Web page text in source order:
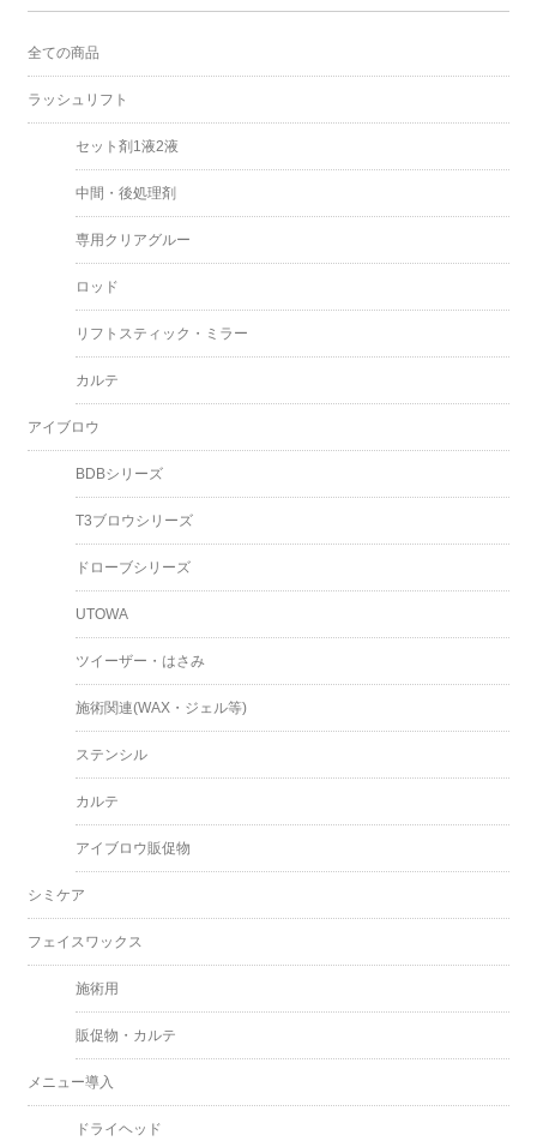
全ての商品
ラッシュリフト
セット剤1液2液
中間・後処理剤
専用クリアグルー
ロッド
リフトスティック・ミラー
カルテ
アイブロウ
BDBシリーズ
T3ブロウシリーズ
ドローブシリーズ
UTOWA
ツイーザー・はさみ
施術関連(WAX・ジェル等)
ステンシル
カルテ
アイブロウ販促物
シミケア
フェイスワックス
施術用
販促物・カルテ
メニュー導入
ドライヘッド